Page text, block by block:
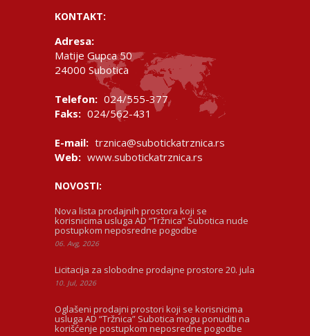
KONTAKT:
Adresa:
Matije Gupca 50
24000 Subotica
Telefon: 024/555-377
Faks: 024/562-431
E-mail: trznica@subotickatrznica.rs
Web: www.subotickatrznica.rs
NOVOSTI:
Nova lista prodajnih prostora koji se
korisnicima usluga AD “Tržnica” Subotica nude
postupkom neposredne pogodbe
06. Avg, 2026
Licitacija za slobodne prodajne prostore 20. jula
10. Jul, 2026
Oglašeni prodajni prostori koji se korisnicima
usluga AD “Tržnica” Subotica mogu ponuditi na
korišćenje postupkom neposredne pogodbe